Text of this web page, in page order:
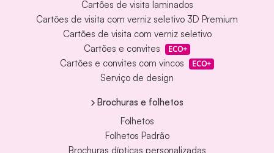
Cartões de visita laminados
Cartões de visita com verniz seletivo 3D Premium
Cartões de visita com verniz seletivo
Cartões e convites
ECO+
Cartões e convites com vincos ECO+
Serviço de design
Brochuras e folhetos
Folhetos
Folhetos Padrão
Brochuras dípticas personalizadas